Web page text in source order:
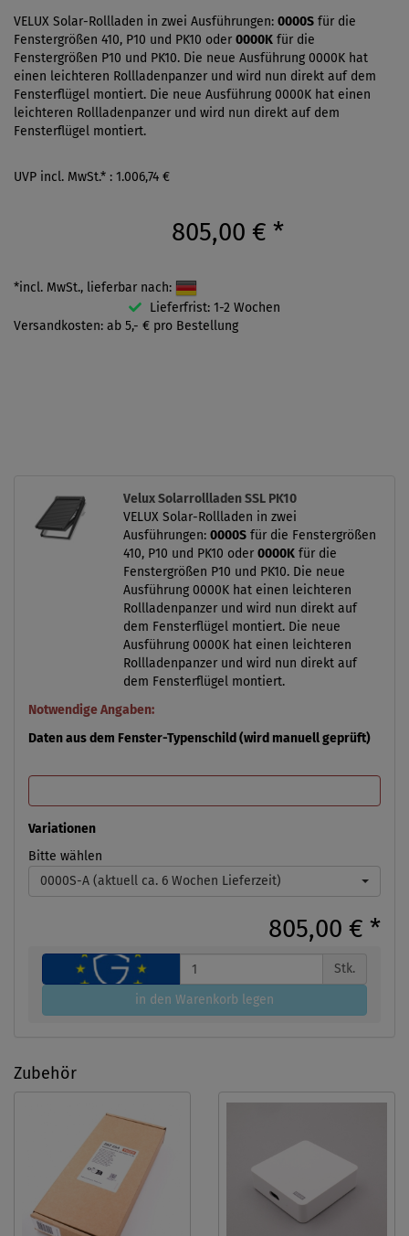
VELUX Solar-Rollladen in zwei Ausführungen: 0000S für die
Fenstergrößen 410, P10 und PK10 oder 0000K für die
Fenstergrößen P10 und PK10. Die neue Ausführung 0000K hat
einen leichteren Rollladenpanzer und wird nun direkt auf dem
Fensterflügel montiert. Die neue Ausführung 0000K hat einen
leichteren Rollladenpanzer und wird nun direkt auf dem
Fensterflügel montiert.
UVP incl. MwSt.* : 1.006,74 €
805,00 € *
*incl. MwSt., lieferbar nach:
Lieferfrist: 1-2 Wochen
Versandkosten: ab 5,- € pro Bestellung
Velux Solarrollladen SSL PK10
VELUX Solar-Rollladen in zwei
Ausführungen: 0000S für die Fenstergrößen
410, P10 und PK10 oder 0000K für die
Fenstergrößen P10 und PK10. Die neue
Ausführung 0000K hat einen leichteren
Rollladenpanzer und wird nun direkt auf
dem Fensterflügel montiert. Die neue
Ausführung 0000K hat einen leichteren
Rollladenpanzer und wird nun direkt auf
dem Fensterflügel montiert.
Notwendige Angaben:
Daten aus dem Fenster-Typenschild (wird manuell geprüft)
Variationen
Bitte wählen
0000S-A (aktuell ca. 6 Wochen Lieferzeit)
805,00 € *
Stk.
in den Warenkorb legen
Zubehör